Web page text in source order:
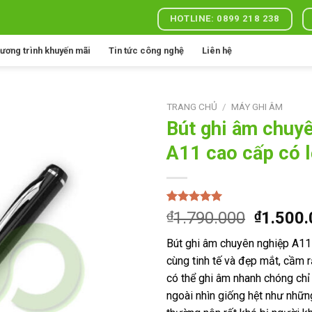
HOTLINE: 0899 218 238
trình khuyến mãi Tin tức công nghệ Liên hệ
TRANG CHỦ / MÁY GHI ÂM
Bút ghi âm
A11 cao cấp có
5.00
trên 5
dựa trên
1
₫1.790.000 Giá
gốc
là:
₫
Bút ghi âm chuyên nghiệp
cùng tinh tế và đẹp mắt, cầm
có thể ghi âm nhanh chóng
ngoài nhìn giống hệt như